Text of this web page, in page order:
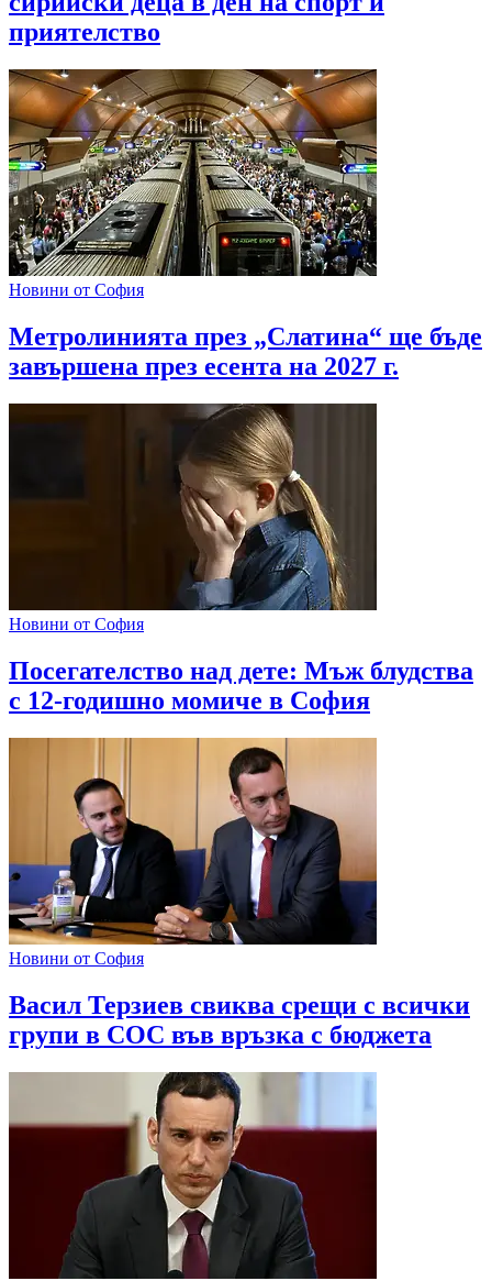
приятелство
Новини от София
Метролинията през „Слатина“ ще бъде
завършена през есента на 2027 г.
Новини от София
Посегателство над дете: Мъж блудства
с 12-годишно момиче в София
Новини от София
Васил Терзиев свиква срещи с всички
групи в СОС във връзка с бюджета